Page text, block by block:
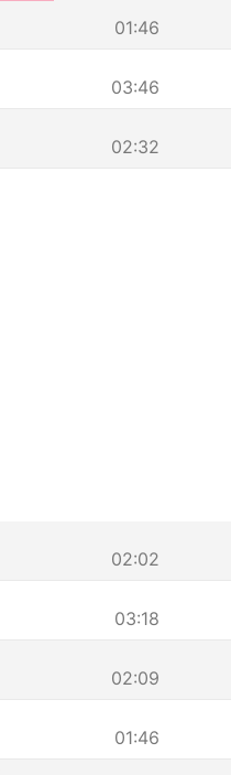
01:46
03:46
02:32
02:02
03:18
02:09
01:46